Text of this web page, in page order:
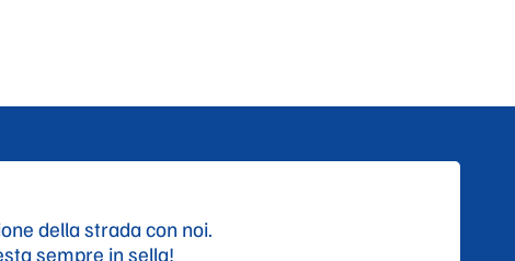
della strada con noi.
sempre in sella!